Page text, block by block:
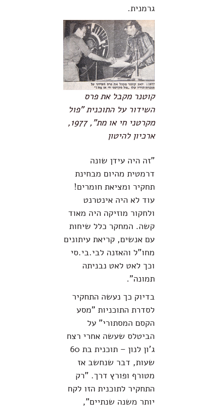
גרמנית.
קוטנר מקבל את פרס
השידור על התוכנית "פול
מקרטני חי או מת", 1977,
ארכיון להיטון
"זה היה עידן שונה
דרמטית מהיום מבחינת
תחקיר ומציאת חומרים!
עוד לא היה אינטרנט
ולחקור מוזיקה היה מאוד
קשה. המחקר כלל שיחות
עם אנשים, קריאת עיתונים
מחו"ל והאזנה לבי.בי.סי
וכך לאט לאט נבניתה
תמונה".
בדיוק כך נעשה התחקיר
לסדרת התוכניות "מסע
הקסם המסתורי" על
הביטלס שעשה אחרי רצח
ג'ון לנון – תוכנית בת 60
שעות, דבר שנחשב אז
מטורף ופורץ דרך. "רק
התחקיר לתוכנית הזו לקח
יותר משנה שנתיים",